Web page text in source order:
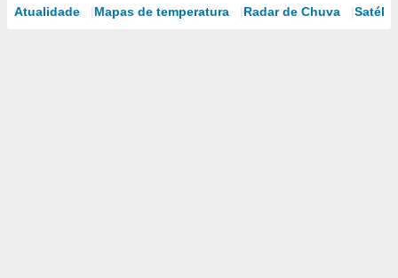
Atualidade Mapas de temperatura Radar de Chuva